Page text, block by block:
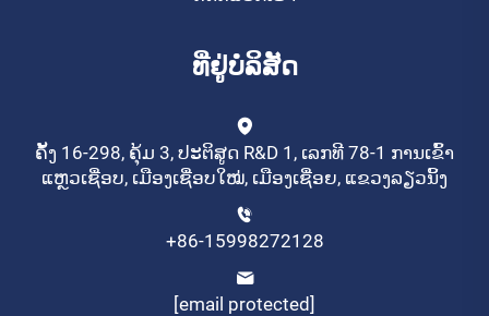
ທີ່ຢູ່ບໍລິສັດ
ຄັ້ງ 16-298, ຄຸ້ມ 3, ປະຕິສູດ R&D 1, ເລກທີ 78-1 ການເຂົ້າ
ແຫຼວເຊື່ອບ, ເມືອງເຊື່ອບໃໝ່, ເມືອງເຊື່ອຍ, ແຂວງລຽວນິ້ງ
+86-15998272128
[email protected]